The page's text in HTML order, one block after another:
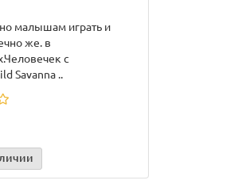
малышам играть и
же. в
с
Savanna ..